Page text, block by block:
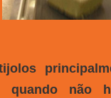
quando não